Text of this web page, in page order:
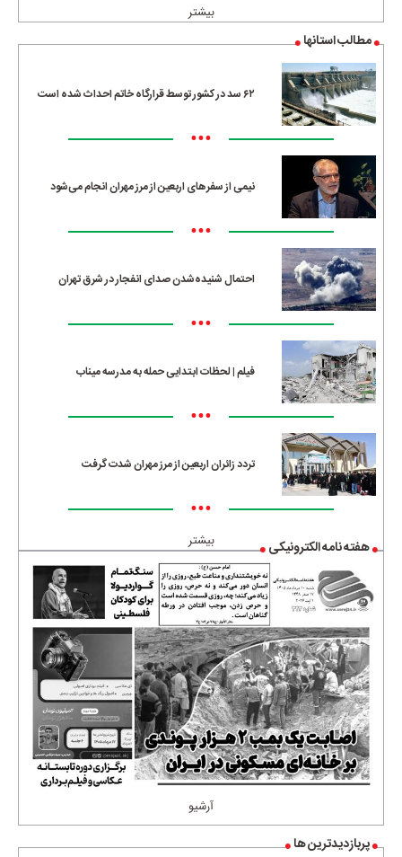
بیشتر
مطالب استانها
۶۲ سد در کشور توسط قرارگاه خاتم احداث شده است
•••
نیمی از سفرهای اربعین از مرز مهران انجام می‌شود
•••
احتمال شنیده‌شدن صدای انفجار در شرق تهران
•••
فیلم | لحظات ابتدایی حمله به مدرسه میناب
•••
تردد زائران اربعین از مرز مهران شدت گرفت
•••
بیشتر هفته نامه الکترونیکی
آرشیو
پربازدیدترین ها